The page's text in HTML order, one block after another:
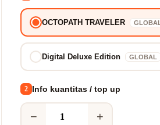
OCTOPATH TRAVELER
Digital Deluxe Edition GLOBAL
2 Info kuantitas / top up
− +